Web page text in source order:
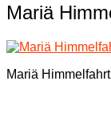
Mariä
Mariä